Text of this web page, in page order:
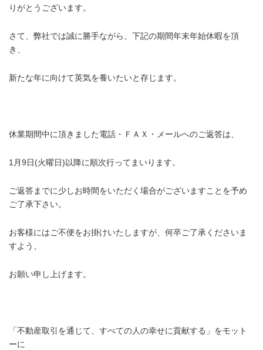
りがとうございます。
さて、弊社では誠に勝手ながら、下記の期間年末年始休暇を頂
き、
新たな年に向けて英気を養いたいと存じます。
休業期間中に頂きました電話・ＦＡＸ・メールへのご返答は、
1月9日(火曜日)以降に順次行ってまいります。
ご返答までに少しお時間をいただく場合がございますことを予め
ご了承下さい。
お客様にはご不便をお掛けいたしますが、何卒ご了承くださいま
すよう、
お願い申し上げます。
「不動産取引を通じて、すべての人の幸せに貢献する」をモット
ーに